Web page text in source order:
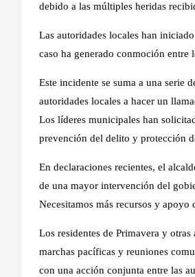
debido a las múltiples heridas
Las autoridades locales han
caso ha generado conmoción
Este incidente se suma a una serie
autoridades locales a hacer un
Los líderes municipales han
prevención del delito y protección
En declaraciones recientes, el
de una mayor intervención del
Necesitamos más recursos y
Los residentes de Primavera y
marchas pacíficas y reuniones
con una acción conjunta entre las